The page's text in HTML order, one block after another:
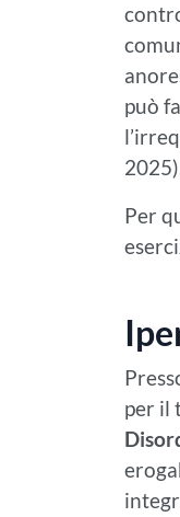
può
Per
per il